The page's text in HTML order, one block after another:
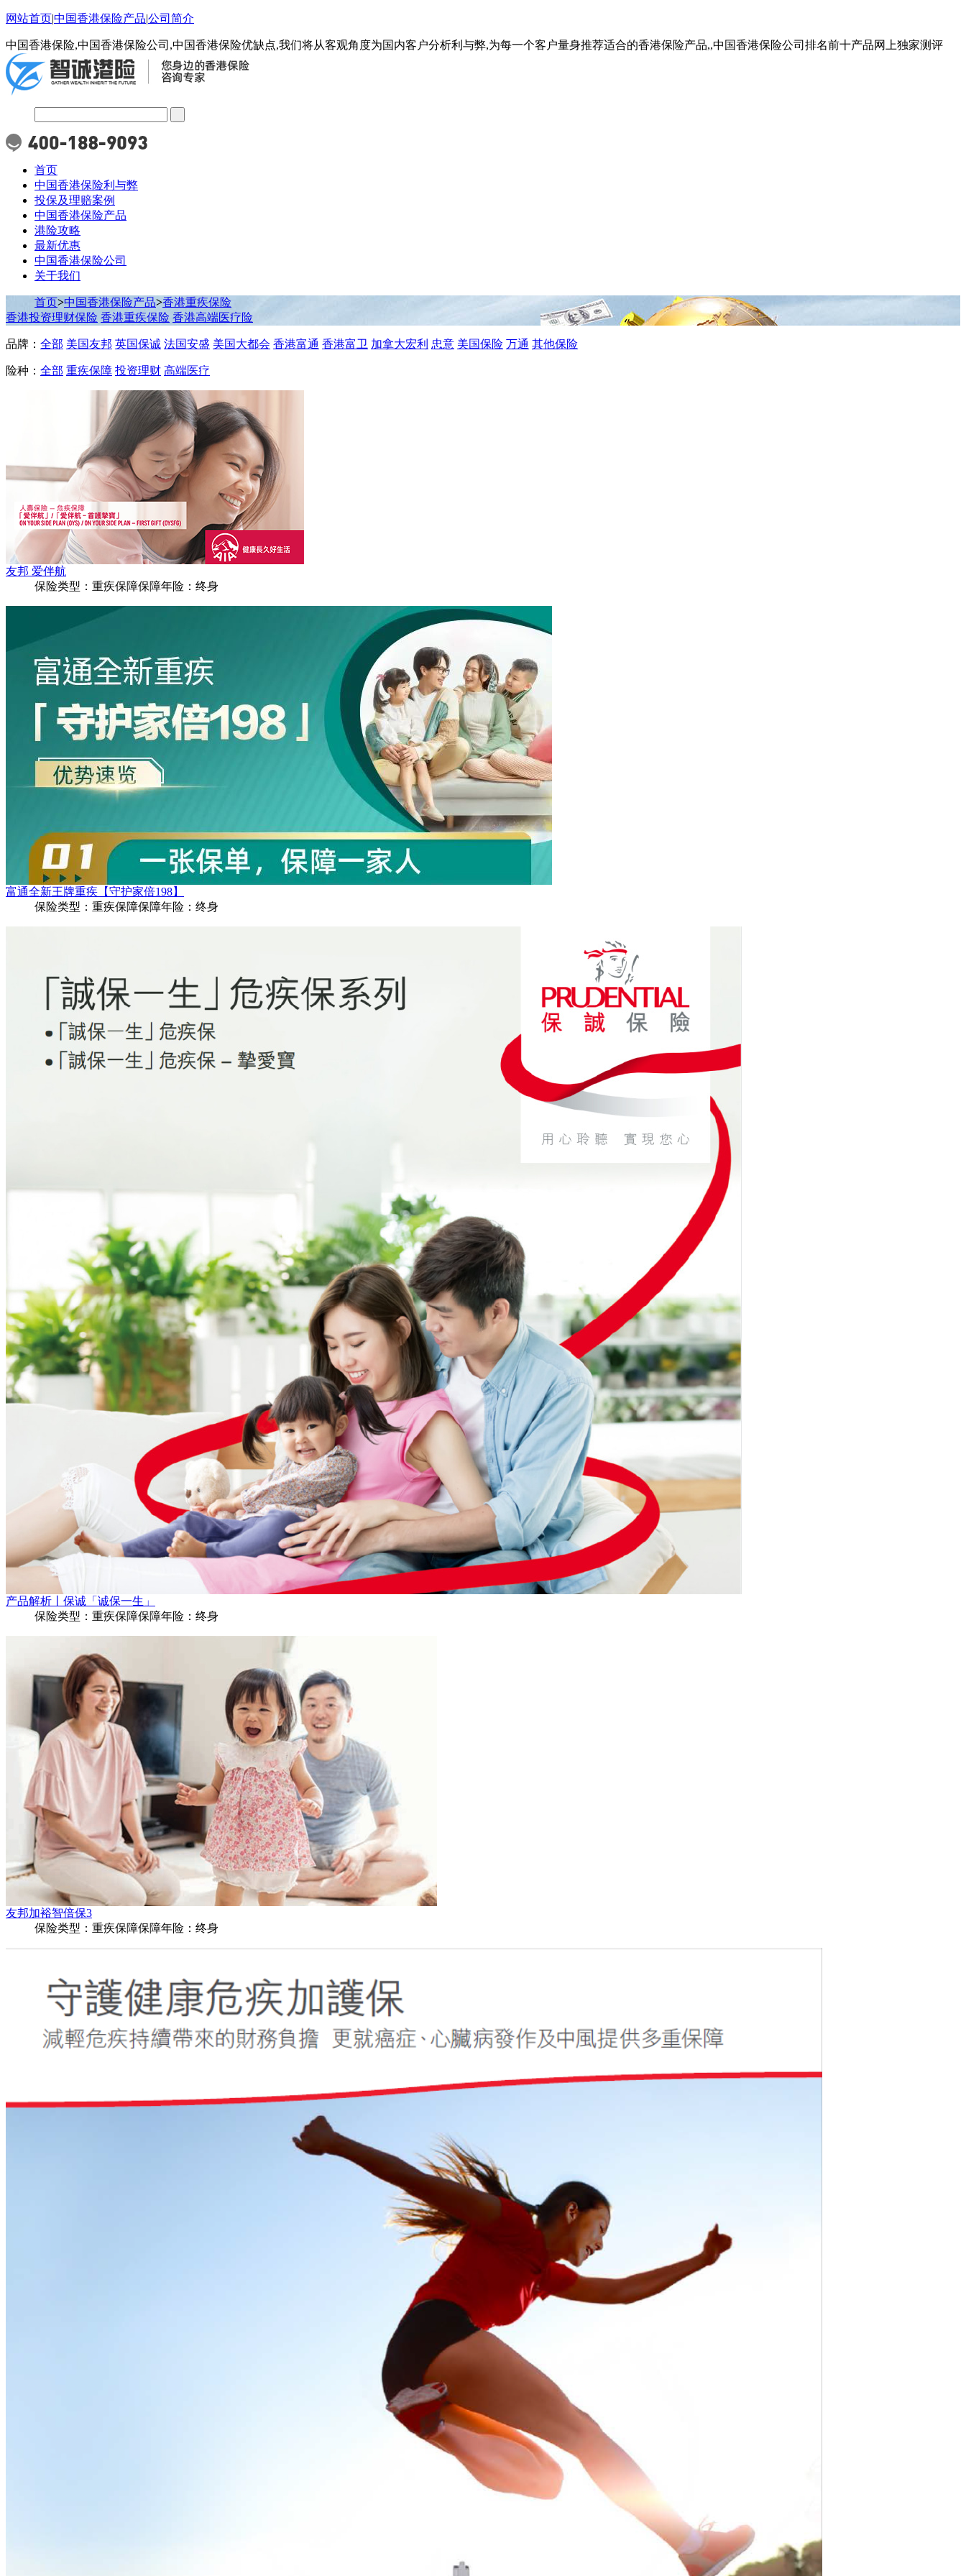
网站首页|中国香港保险产品|公司简介
中国香港保险,中国香港保险公司,中国香港保险优缺点,我们将从客观角度为国内客户分析利与弊,为每一个客户量身推荐适合的香港保险产品,,中国香港保险公司排名前十产品网上独家测评
首页
中国香港保险利与弊
投保及理赔案例
中国香港保险产品
港险攻略
最新优惠
中国香港保险公司
关于我们
首页>中国香港保险产品>香港重疾保险
香港投资理财保险 香港重疾保险 香港高端医疗险
品牌： 全部 美国友邦 英国保诚 法国安盛 美国大都会 香港富通 香港富卫 加拿大宏利 忠意 美国保险 万通 其他保险
险种： 全部 重疾保障 投资理财 高端医疗
友邦 爱伴航
保险类型： 重疾保障保障年险： 终身
富通全新王牌重疾【守护家倍198】
保险类型： 重疾保障保障年险： 终身
产品解析丨保诚「诚保一生」
保险类型： 重疾保障保障年险： 终身
友邦加裕智倍保3
保险类型： 重疾保障保障年险： 终身